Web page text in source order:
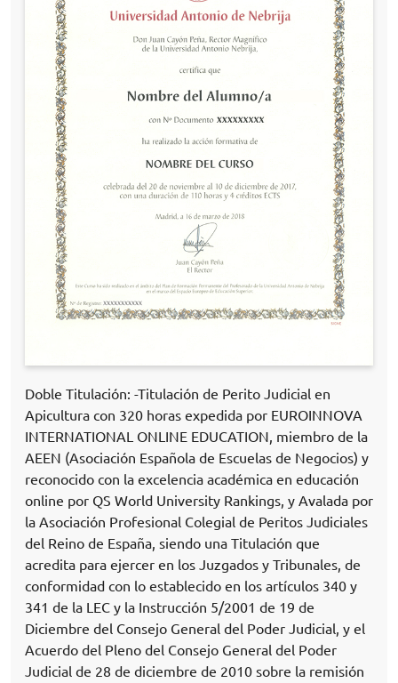
Doble Titulación: -Titulación de Perito Judicial en
Apicultura con 320 horas expedida por EUROINNOVA
INTERNATIONAL ONLINE EDUCATION, miembro de la
AEEN (Asociación Española de Escuelas de Negocios) y
reconocido con la excelencia académica en educación
online por QS World University Rankings, y Avalada por
la Asociación Profesional Colegial de Peritos Judiciales
del Reino de España, siendo una Titulación que
acredita para ejercer en los Juzgados y Tribunales, de
conformidad con lo establecido en los artículos 340 y
341 de la LEC y la Instrucción 5/2001 de 19 de
Diciembre del Consejo General del Poder Judicial, y el
Acuerdo del Pleno del Consejo General del Poder
Judicial de 28 de diciembre de 2010 sobre la remisión